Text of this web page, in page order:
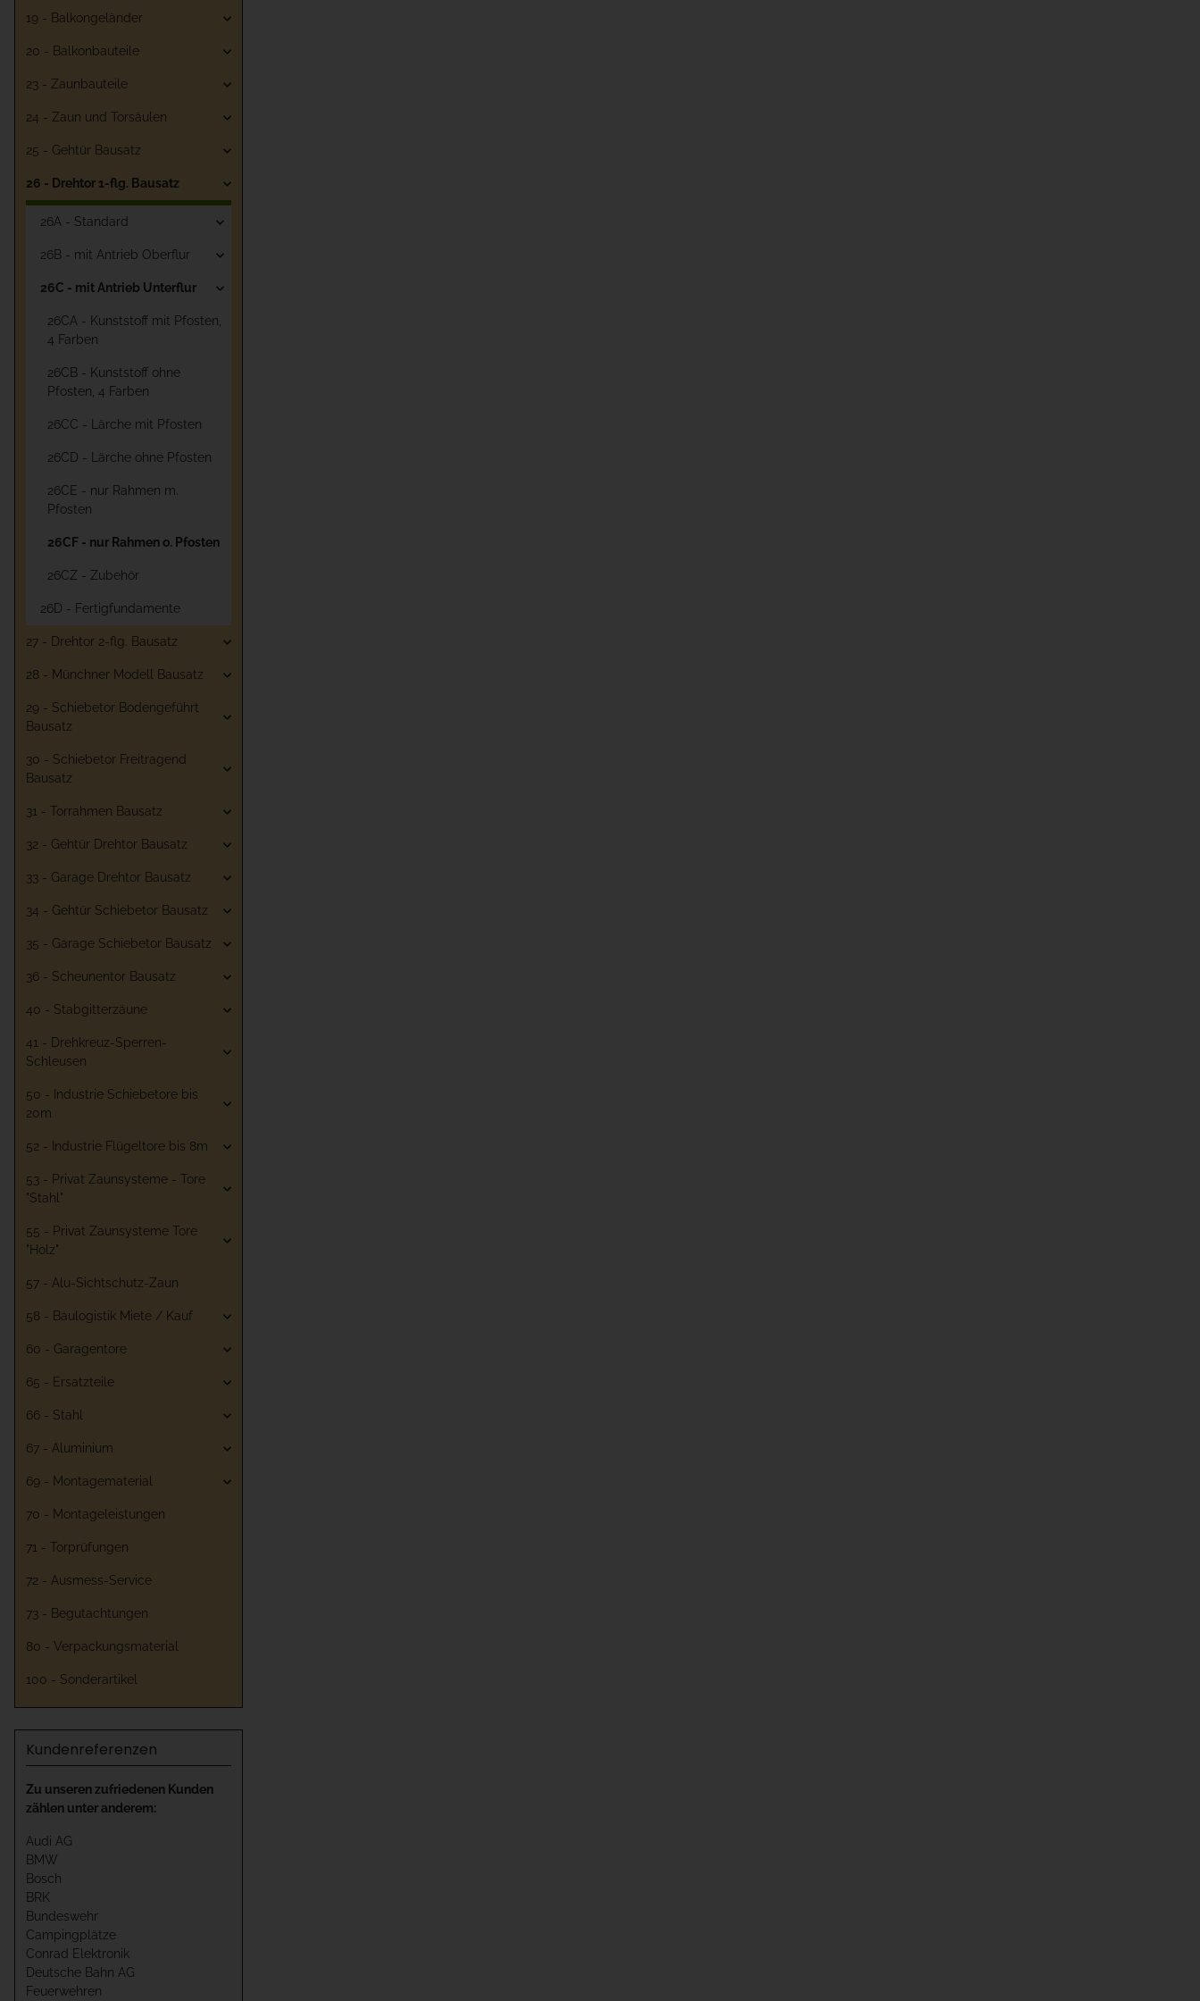
19 - Balkongeländer
20 - Balkonbauteile
23 - Zaunbauteile
24 - Zaun und Torsäulen
25 - Gehtür Bausatz
26 - Drehtor 1-flg. Bausatz
26A - Standard
26B - mit Antrieb Oberflur
26C - mit Antrieb Unterflur
26CA - Kunststoff mit Pfosten,
4 Farben
26CB - Kunststoff ohne
Pfosten, 4 Farben
26CC - Lärche mit Pfosten
26CD - Lärche ohne Pfosten
26CE - nur Rahmen m.
Pfosten
26CF - nur Rahmen o. Pfosten
26CZ - Zubehör
26D - Fertigfundamente
27 - Drehtor 2-flg. Bausatz
28 - Münchner Modell Bausatz
29 - Schiebetor Bodengeführt
Bausatz
30 - Schiebetor Freitragend
Bausatz
31 - Torrahmen Bausatz
32 - Gehtür Drehtor Bausatz
33 - Garage Drehtor Bausatz
34 - Gehtür Schiebetor Bausatz
35 - Garage Schiebetor Bausatz
36 - Scheunentor Bausatz
40 - Stabgitterzäune
41 - Drehkreuz-Sperren-
Schleusen
50 - Industrie Schiebetore bis
20m
52 - Industrie Flügeltore bis 8m
53 - Privat Zaunsysteme - Tore
"Stahl"
55 - Privat Zaunsysteme Tore
"Holz"
57 - Alu-Sichtschutz-Zaun
58 - Baulogistik Miete / Kauf
60 - Garagentore
65 - Ersatzteile
66 - Stahl
67 - Aluminium
69 - Montagematerial
70 - Montageleistungen
71 - Torprüfungen
72 - Ausmess-Service
73 - Begutachtungen
80 - Verpackungsmaterial
100 - Sonderartikel
Kundenreferenzen
Zu unseren zufriedenen Kunden
zählen unter anderem:
Audi AG
BMW
Bosch
BRK
Bundeswehr
Campingplätze
Conrad Elektronik
Deutsche Bahn AG
Feuerwehren